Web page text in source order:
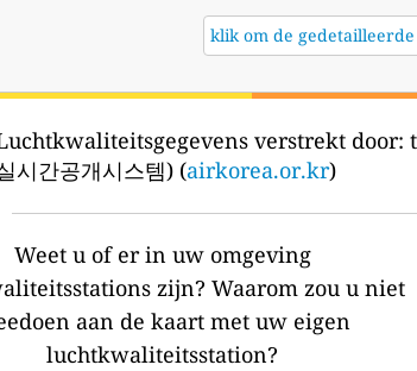
klik om de
verstrekt door:
시간공개시스템) (airkorea.or.kr)
Weet u of er in uw omgeving
zijn? Waarom zou u niet
aan de kaart met uw eigen
luchtkwaliteitsstation?